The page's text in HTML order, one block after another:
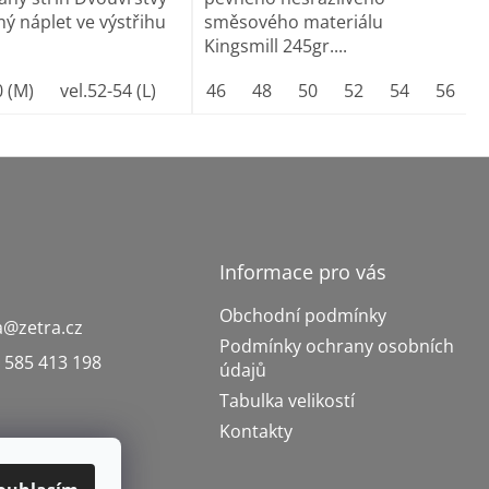
náplet ve výstřihu
(M)
vel.52-54 (L) vel.56-58 (XL) vel.60-62 (XXL)
směsového materiálu
Kingsmill 245gr....
46
48 50 52 54 56
@zetra.cz
413 198
Informace pro vás
Obchodní podmínky
Podmínky ochrany osobních
údajů
Tabulka velikostí
Kontakty